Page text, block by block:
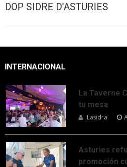
DOP SIDRE D'ASTURIES
INTERNACIONAL
La Taverne
tu mesa
Lasidra
Asturies
promoción